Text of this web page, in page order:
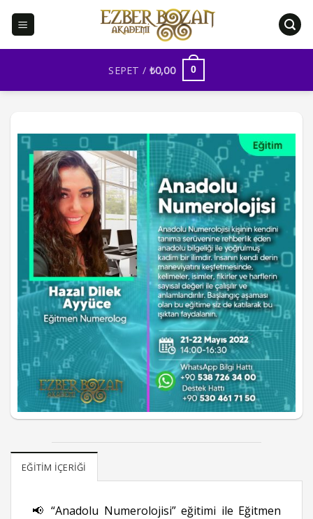
SEPET / ₺0,00 0
EĞITIM İÇERIĞI
📢 “Anadolu Numerolojisi” eğitimi ile Eğitmen